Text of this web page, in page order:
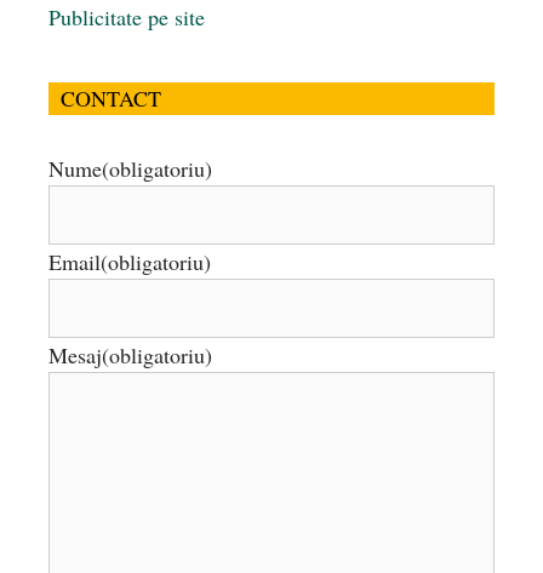
Publicitate pe site
CONTACT
Nume(obligatoriu)
Email(obligatoriu)
Mesaj(obligatoriu)